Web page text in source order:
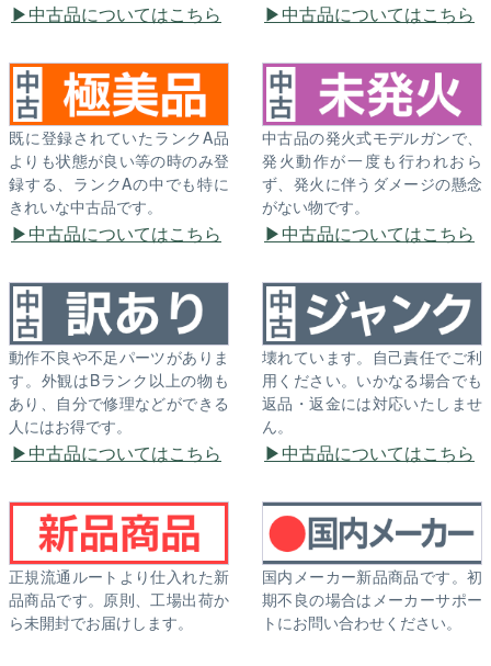
中古品についてはこちら 中古品についてはこちら
既に登録されていたランクA品
よりも状態が良い等の時のみ登
録する、ランクAの中でも特に
きれいな中古品です。
中古品についてはこちら
中古品の発火式モデルガンで、
発火動作が一度も行われおら
ず、発火に伴うダメージの懸念
がない物です。
中古品についてはこちら
動作不良や不足パーツがありま
す。外観はBランク以上の物も
あり、自分で修理などができる
人にはお得です。
中古品についてはこちら
壊れています。自己責任でご利
用ください。いかなる場合でも
返品・返金には対応いたしませ
ん。
中古品についてはこちら
正規流通ルートより仕入れた新
品商品です。原則、工場出荷か
ら未開封でお届けします。
国内メーカー新品商品です。初
期不良の場合はメーカーサポー
トにお問い合わせください。